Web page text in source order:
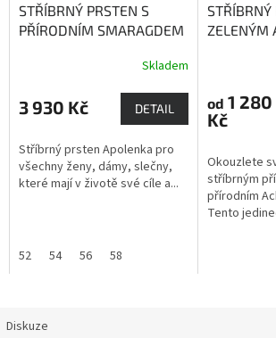
STŘÍBRNÝ PRSTEN S
PŘÍRODNÍM SMARAGDEM
kámen bohatství a moci
Skladem
3 930 Kč DETAIL
Stříbrný prsten Apolenka pro
všechny ženy, dámy, slečny,
které mají v životě své cíle a...
52 54 56 58
STŘÍBRNÝ
ZELENÝM
Achát -
od 1 280
Kč
Okouzlete
stříbrným
přírodním
Tento
Diskuze